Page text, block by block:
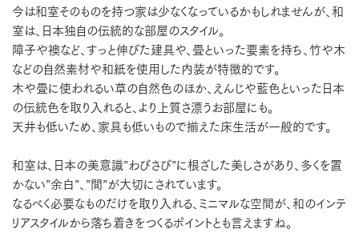
今は和室そのものを持つ家は少なくなっているかもしれませんが、和
室は、日本独自の伝統的な部屋のスタイル。
障子や襖など、すっと伸びた建具や、畳といった要素を持ち、竹や木
などの自然素材や和紙を使用した内装が特徴的です。
木や畳に使われるい草の自然色のほか、えんじや藍色といった日本
の伝統色を取り入れると、より上質さ漂うお部屋にも。
天井も低いため、家具も低いもので揃えた床生活が一般的です。
和室は、日本の美意識”わびさび”に根ざした美しさがあり、多くを置
かない”余白”、”間”が大切にされています。
なるべく必要なものだけを取り入れる、ミニマルな空間が、和のインテ
リアスタイルから落ち着きをつくるポイントとも言えますね。